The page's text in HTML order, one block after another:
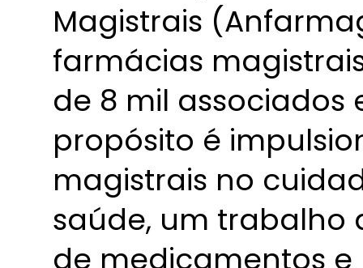
Magistrais
farmácias
de 8 mil associados
propósito é
magistrais no
saúde, um trabalho
de medicamentos